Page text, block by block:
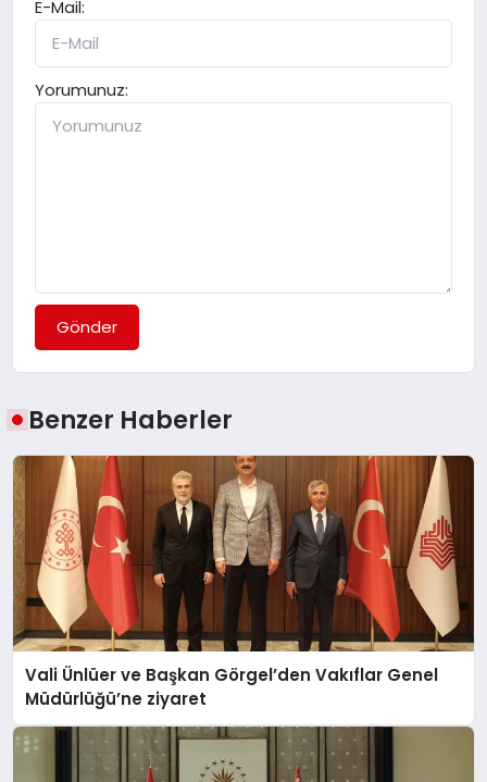
E-Mail:
Yorumunuz:
Gönder
Benzer Haberler
Vali Ünlüer ve Başkan Görgel’den Vakıflar Genel
Müdürlüğü’ne ziyaret